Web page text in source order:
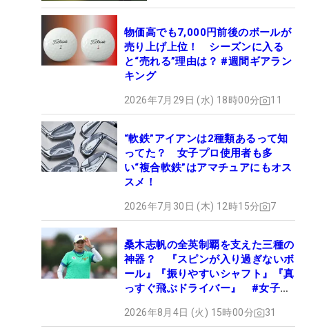
物価高でも7,000円前後のボールが
売り上げ上位！ シーズンに入る
と“売れる”理由は？ #週間ギアラン
キング
2026年7月29日 (水) 18時00分 11
“軟鉄”アイアンは2種類あるって知
ってた？ 女子プロ使用者も多
い“複合軟鉄”はアマチュアにもオス
スメ！
2026年7月30日 (木) 12時15分 7
桑木志帆の全英制覇を支えた三種の
神器？ 『スピンが入り過ぎないボ
ール』『振りやすいシャフト』『真
っすぐ飛ぶドライバー』 #女子プ
2026年8月4日 (火) 15時00分 31